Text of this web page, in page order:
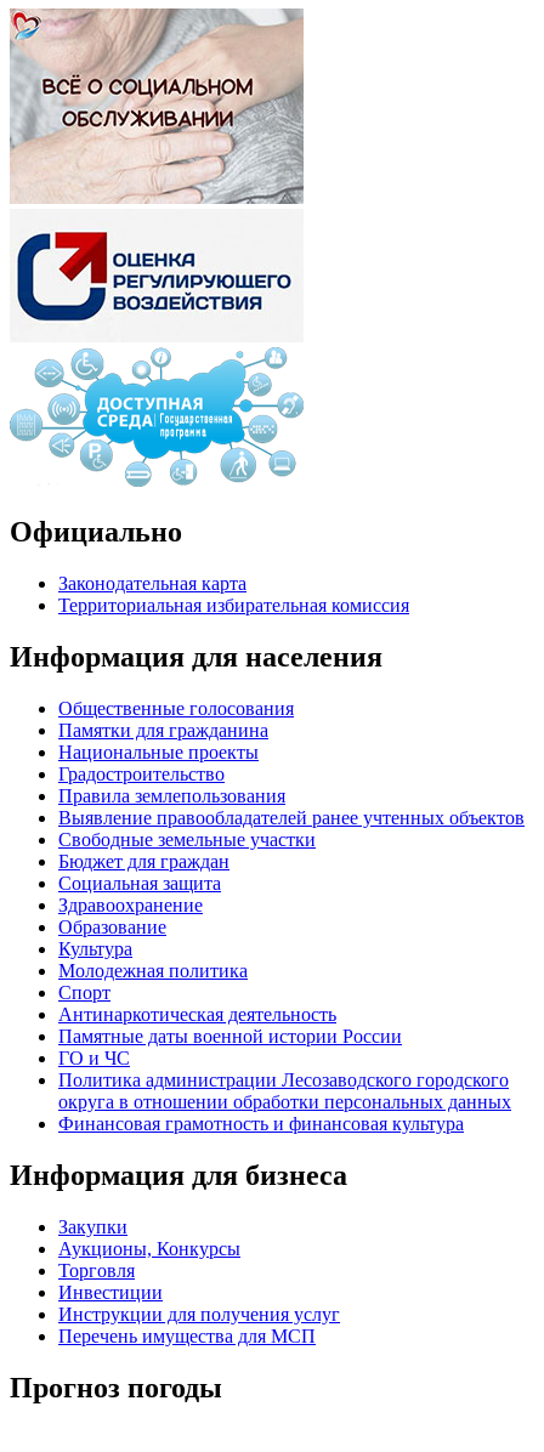
Официально
Законодательная карта
Территориальная избирательная комиссия
Информация для населения
Общественные голосования
Памятки для гражданина
Национальные проекты
Градостроительство
Правила землепользования
Выявление правообладателей ранее учтенных объектов
Свободные земельные участки
Бюджет для граждан
Социальная защита
Здравоохранение
Образование
Культура
Молодежная политика
Спорт
Антинаркотическая деятельность
Памятные даты военной истории России
ГО и ЧС
Политика администрации Лесозаводского городского
округа в отношении обработки персональных данных
Финансовая грамотность и финансовая культура
Информация для бизнеса
Закупки
Аукционы, Конкурсы
Торговля
Инвестиции
Инструкции для получения услуг
Перечень имущества для МСП
Прогноз погоды